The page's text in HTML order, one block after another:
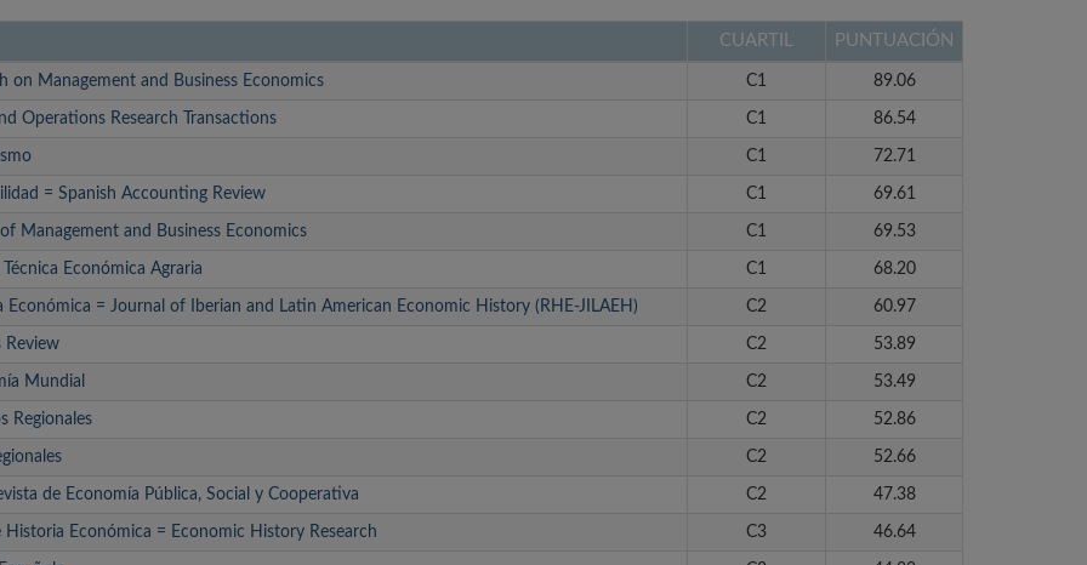
CUARTIL PUNTUACIÓN
on Management and Business Economics C1 89.06
Operations Research Transactions C1 86.54
C1 72.71
= Spanish Accounting Review C1 69.61
Management and Business Economics C1 69.53
Económica Agraria C1 68.20
Económica = Journal of Iberian and Latin American Economic History (RHE-JILAEH) C2 60.97
Review C2 53.89
Mundial C2 53.49
Regionales C2 52.86
C2 52.66
de Economía Pública, Social y Cooperativa C2 47.38
Historia Económica = Economic History Research C3 46.64